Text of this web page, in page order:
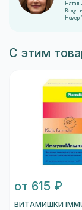
Номер
С этим
от 615 ₽
ВИТАМИШКИ